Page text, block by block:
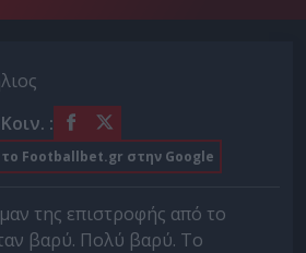
Κοιν. :
Footballbet.gr στην Google
της επιστροφής από το
βαρύ. Πολύ βαρύ. Το